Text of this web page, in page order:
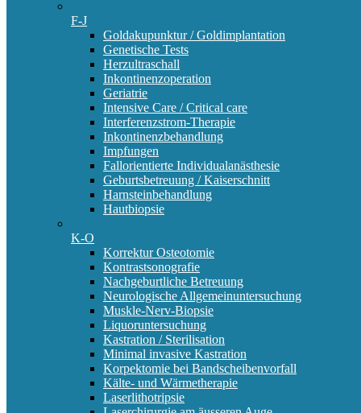
F-J
Goldakupunktur / Goldimplantation
Genetische Tests
Herzultraschall
Inkontinenzoperation
Geriatrie
Intensive Care / Critical care
Interferenzstrom-Therapie
Inkontinenzbehandlung
Impfungen
Fallorientierte Individualanästhesie
Geburtsbetreuung / Kaiserschnitt
Harnsteinbehandlung
Hautbiopsie
K-O
Korrektur Osteotomie
Kontrastsonografie
Nachgeburtliche Betreuung
Neurologische Allgemeinuntersuchung
Muskle-Nerv-Biopsie
Liquoruntersuchung
Kastration / Sterilisation
Minimal invasive Kastration
Korpektomie bei Bandscheibenvorfall
Kälte- und Wärmetherapie
Laserlithotripsie